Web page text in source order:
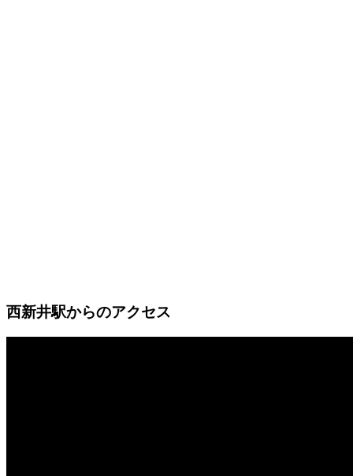
西新井駅からのアクセス